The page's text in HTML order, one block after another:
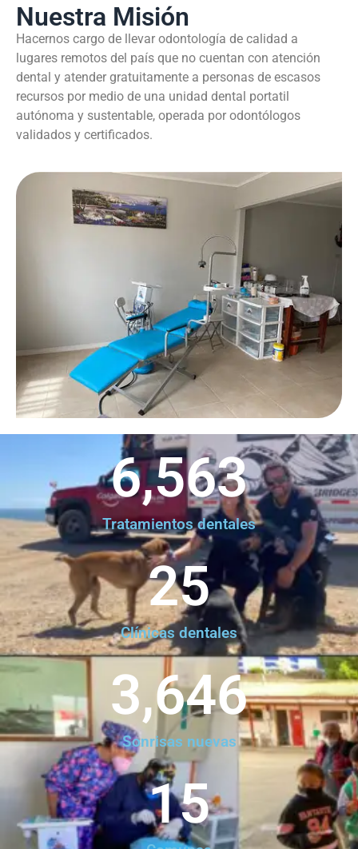
Nuestra Misión
Hacernos cargo de llevar odontología de calidad a
lugares remotos del país que no cuentan con atención
dental y atender gratuitamente a personas de escasos
recursos por medio de una unidad dental portatil
autónoma y sustentable, operada por odontólogos
validados y certificados.
Tratamientos dentales
6,563
Clínicas dentales
25
Sonrisas nuevas
3,646
15